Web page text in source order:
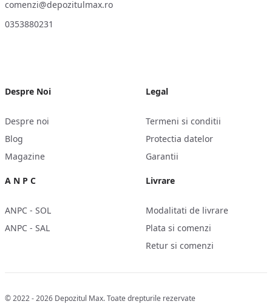
comenzi@depozitulmax.ro
0353880231
Despre Noi
Despre noi
Blog
Magazine
A N P C
ANPC - SOL
ANPC - SAL
Legal
Termeni si conditii
Protectia datelor
Garantii
Livrare
Modalitati de livrare
Plata si comenzi
Retur si comenzi
© 2022 - 2026 Depozitul Max. Toate drepturile rezervate